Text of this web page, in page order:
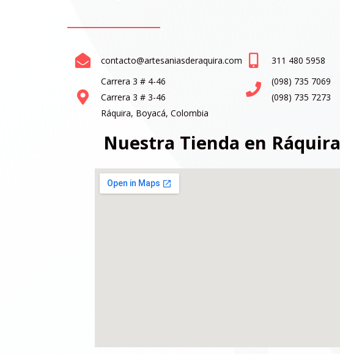
contacto@artesaniasderaquira.com
Carrera 3 # 4-46
Carrera 3 # 3-46
Ráquira, Boyacá, Colombia
311 480 5958
(098) 735 7069
(098) 735 7273
Nuestra Tienda en Ráquira